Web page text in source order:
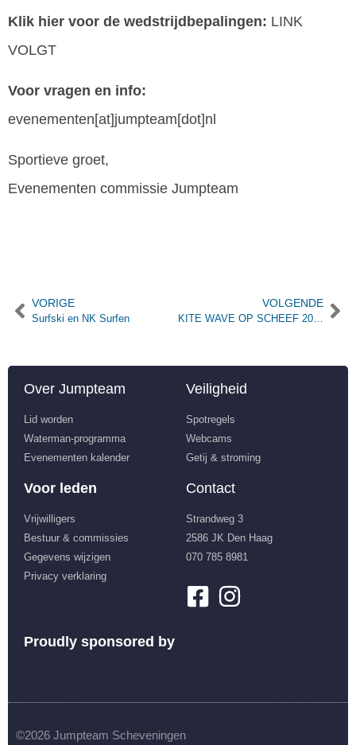
Klik hier voor de wedstrijdbepalingen: LINK
VOLGT
Voor vragen en info:
evenementen[at]jumpteam[dot]nl
Sportieve groet,
Evenementen commissie Jumpteam
VORIGE
Surfski en NK Surfen
VOLGENDE
KITE WAVE OP SCHEEF 2020
Over Jumpteam
Lid worden
Waterman-programma
Evenementen kalender
Veiligheid
Spotregels
Webcams
Getij & stroming
Voor leden
Vrijwilligers
Bestuur & commissies
Gegevens wijzigen
Privacy verklaring
Contact
Strandweg 3
2586 JK Den Haag
070 785 8981
Proudly sponsored by
©2026 Jumpteam Scheveningen